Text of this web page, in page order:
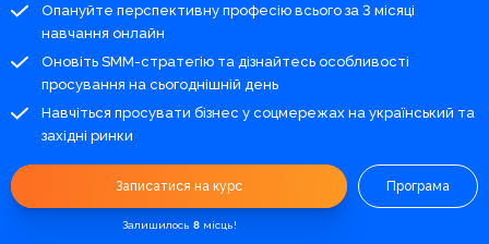
Опануйте перспективну професію всього за 3 місяці
навчання онлайн
Оновіть SMM-стратегію та дізнайтесь особливості
просування на сьогоднішній день
Навчіться просувати бізнес у соцмережах на український та
західні ринки
Записатися на курс
Залишилось 8місць!
Програма